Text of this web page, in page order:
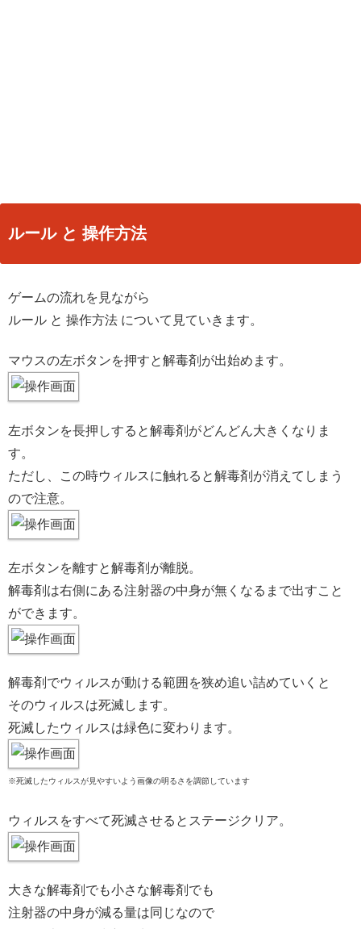
ルール と 操作方法
ゲームの流れを見ながら
ルール と 操作方法 について見ていきます。
マウスの左ボタンを押すと解毒剤が出始めます。
左ボタンを長押しすると解毒剤がどんどん大きくなりま
す。
ただし、この時ウィルスに触れると解毒剤が消えてしまう
ので注意。
左ボタンを離すと解毒剤が離脱。
解毒剤は右側にある注射器の中身が無くなるまで出すこと
ができます。
解毒剤でウィルスが動ける範囲を狭め追い詰めていくと
そのウィルスは死滅します。
死滅したウィルスは緑色に変わります。
※死滅したウィルスが見やすいよう画像の明るさを調節しています
ウィルスをすべて死滅させるとステージクリア。
大きな解毒剤でも小さな解毒剤でも
注射器の中身が減る量は同じなので